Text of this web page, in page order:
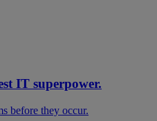
IT superpower.
before they occur.